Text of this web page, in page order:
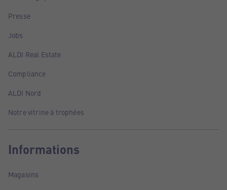
Presse
Jobs
ALDI Real Estate
Compliance
ALDI Nord
Notre vitrine à trophées
Informations
Magasins